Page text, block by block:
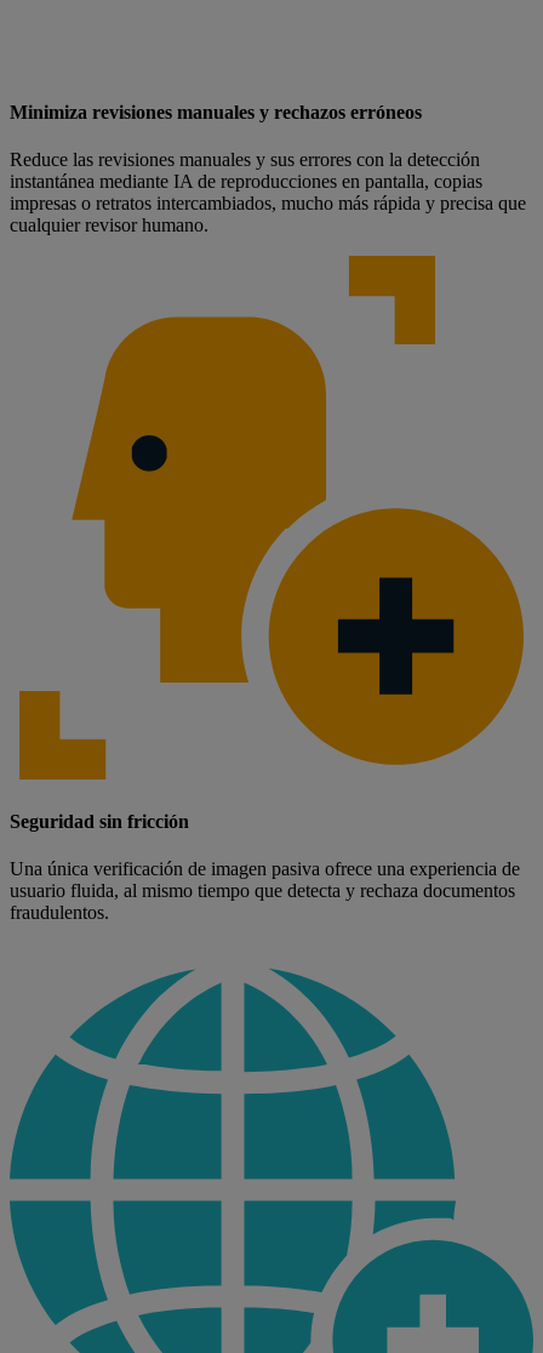
Minimiza revisiones manuales y rechazos erróneos
Reduce las revisiones manuales y sus errores con la detección
instantánea mediante IA de reproducciones en pantalla, copias
impresas o retratos intercambiados, mucho más rápida y precisa que
cualquier revisor humano.
Seguridad sin fricción
Una única verificación de imagen pasiva ofrece una experiencia de
usuario fluida, al mismo tiempo que detecta y rechaza documentos
fraudulentos.